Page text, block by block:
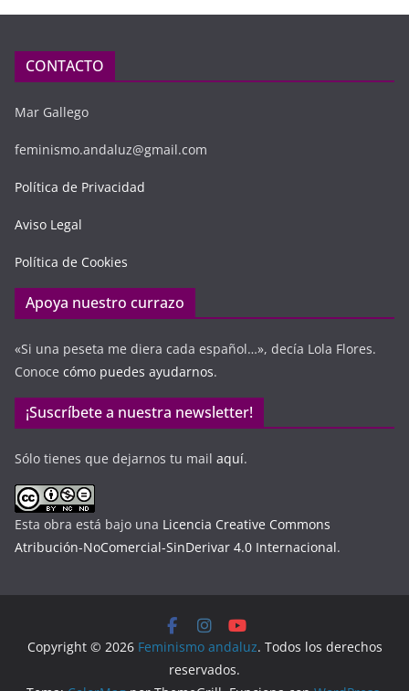
CONTACTO
Mar Gallego
feminismo.andaluz@gmail.com
Política de Privacidad
Aviso Legal
Política de Cookies
Apoya nuestro currazo
«Si una peseta me diera cada español…», decía Lola Flores.
Conoce cómo puedes ayudarnos.
¡Suscríbete a nuestra newsletter!
Sólo tienes que dejarnos tu mail aquí.
Esta obra está bajo una Licencia Creative Commons
Atribución-NoComercial-SinDerivar 4.0 Internacional.
Copyright © 2026 Feminismo andaluz. Todos los derechos
reservados.